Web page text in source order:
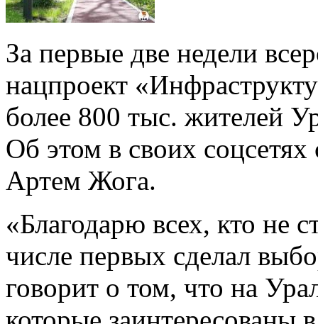
За первые две недели
нацпроект
более 800 тыс. жителей
Об этом в своих
Артем Жога.
«Благодарю всех, кто не
числе первых сделал
говорит о том, что на